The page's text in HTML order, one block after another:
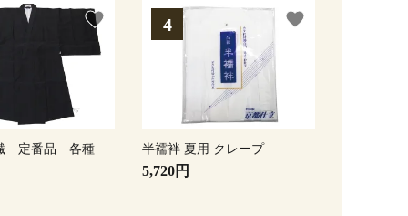
定番品 各種
favorite
半襦袢 夏用 クレープ
5,720円
favorite